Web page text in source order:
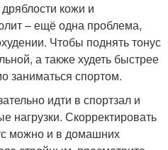
кожи и
– ещё одна проблема,
Чтобы поднять тонус
а также худеть быстрее
заниматься спортом.
идти в спортзал и
нагрузки. Скорректировать
можно и в домашних